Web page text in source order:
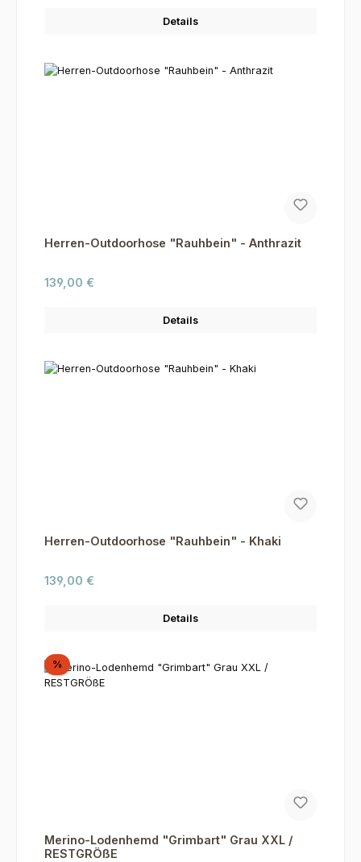
Details
Herren-Outdoorhose "Rauhbein" - Anthrazit
Regulärer Preis:
139,00 €
Details
Herren-Outdoorhose "Rauhbein" - Khaki
Regulärer Preis:
139,00 €
Details
%Rabatt
Merino-Lodenhemd "Grimbart" Grau XXL /
RESTGRÖßE